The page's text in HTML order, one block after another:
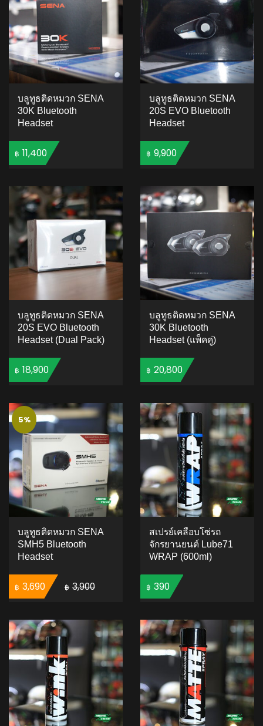
บลูทูธติดหมวก SENA
30K Bluetooth
Headset
฿ 11,400
บลูทูธติดหมวก SENA
20S EVO Bluetooth
Headset
฿ 9,900
บลูทูธติดหมวก SENA
20S EVO Bluetooth
Headset (Dual Pack)
฿ 18,900
บลูทูธติดหมวก SENA
30K Bluetooth
Headset (แพ็คคู่)
฿ 20,800
5.00 out of
5
based on
1
customer
rating
ADD TO CART
5%
บลูทูธติดหมวก SENA
SMH5 Bluetooth
Headset
฿ 3,900
Original price was: ฿3,900.
฿ 3,690
สเปรย์เคลือบโซ่รถ
จักรยานยนต์ Lube71
WRAP (600ml)
฿ 390